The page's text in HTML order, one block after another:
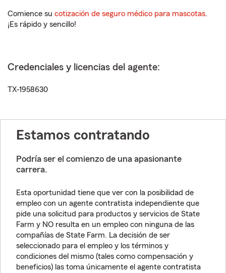
Comience su cotización de seguro médico para mascotas.
¡Es rápido y sencillo!
Credenciales y licencias del agente:
TX-1958630
Estamos contratando
Podría ser el comienzo de una apasionante
carrera.
Esta oportunidad tiene que ver con la posibilidad de
empleo con un agente contratista independiente que
pide una solicitud para productos y servicios de State
Farm y NO resulta en un empleo con ninguna de las
compañías de State Farm. La decisión de ser
seleccionado para el empleo y los términos y
condiciones del mismo (tales como compensación y
beneficios) las toma únicamente el agente contratista